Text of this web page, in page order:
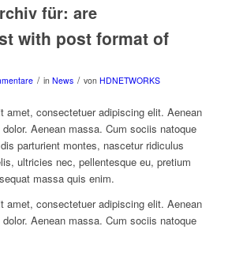
für: are
with post format of
/ in News / von HDNETWORKS
amet, consectetuer adipiscing elit. Aenean
Aenean massa. Cum sociis natoque
parturient montes, nascetur ridiculus
ultricies nec, pellentesque eu, pretium
massa quis enim.
amet, consectetuer adipiscing elit. Aenean
Aenean massa. Cum sociis natoque